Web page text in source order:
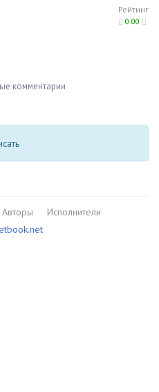
Рейтинг
0.00
комментарии
Авторы
Исполнители